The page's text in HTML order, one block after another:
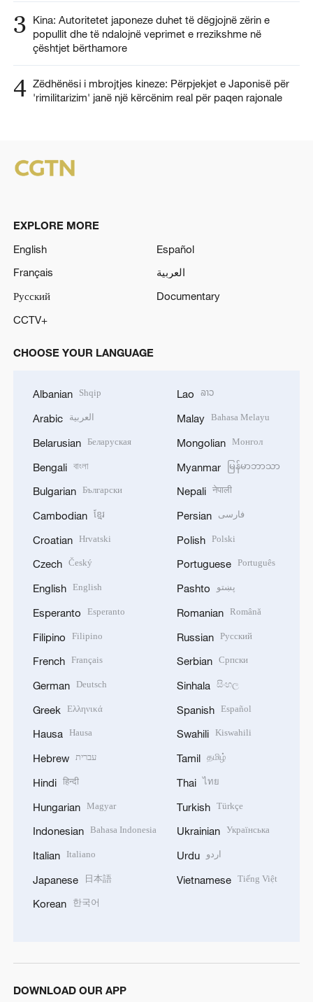
3
Kina: Autoritetet japoneze duhet të dëgjojnë zërin e
popullit dhe të ndalojnë veprimet e rrezikshme në
çështjet bërthamore
4 Zëdhënësi i mbrojtjes kineze: Përpjekjet e Japonisë për
'rimilitarizim' janë një kërcënim real për paqen rajonale
EXPLORE MORE
English
Español
Français
العربية
Русский
Documentary
CCTV+
CHOOSE YOUR LANGUAGE
Albanian Shqip
Arabic العربية
Belarusian Беларуская
Bengali বাংলা
Bulgarian Български
Cambodian ខ្មែរ
Croatian Hrvatski
Czech Český
English English
Esperanto Esperanto
Filipino Filipino
French Français
German Deutsch
Greek Ελληνικά
Hausa Hausa
Hebrew עברית
Hindi हिन्दी
Hungarian Magyar
Indonesian Bahasa Indonesia
Italian Italiano
Japanese 日本語
Korean 한국어
Lao ລາວ
Malay Bahasa Melayu
Mongolian Монгол
Myanmar မြန်မာဘာသာ
Nepali नेपाली
Persian فارسی
Polish Polski
Portuguese Português
Pashto پښتو
Romanian Română
Russian Русский
Serbian Српски
Sinhala සිංහල
Spanish Español
Swahili Kiswahili
Tamil தமிழ்
Thai ไทย
Turkish Türkçe
Ukrainian Українська
Urdu اردو
Vietnamese Tiếng Việt
DOWNLOAD OUR APP